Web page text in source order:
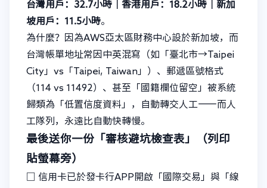
台灣用戶：32.7小時｜香港用戶：18.2小時｜新加
坡用戶：11.5小時。
為什麼？因為AWS亞太區財務中心設於新加坡，而
台灣帳單地址常因中英混寫（如「臺北市→Taipei
City」vs「Taipei, Taiwan」）、郵遞區號格式
（114 vs 11492）、甚至「國籍欄位留空」被系統
歸類為「低置信度資料」，自動轉交人工——而人
工隊列，永遠比自動快轉慢。
最後送你一份「審核避坑檢查表」（列印
貼螢幕旁）
□ 信用卡已於發卡行APP開啟「國際交易」與「線